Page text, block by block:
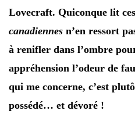
Lovecraft. Quiconque lit
canadiennes n’en ressort
à renifler dans l’ombre
appréhension l’odeur de
qui me concerne, c’est
possédé… et dévoré !